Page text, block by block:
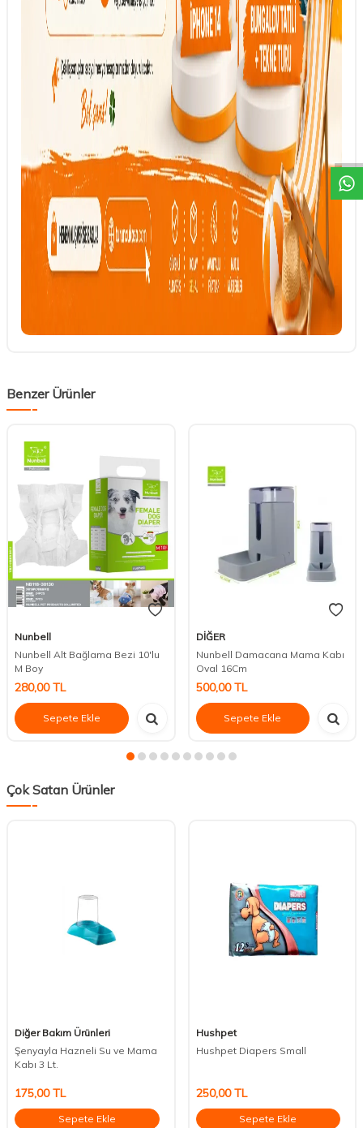
Benzer Ürünler
Nunbell
Nunbell Alt Bağlama Bezi 10'lu
M Boy
280,00TL
Sepete Ekle
DİĞER
Nunbell Damacana Mama Kabı
Oval 16Cm
500,00TL
Sepete Ekle
Çok Satan Ürünler
Diğer Bakım Ürünleri
Şenyayla Hazneli Su ve Mama
Kabı 3 Lt.
175,00TL
Sepete Ekle
Hushpet
Hushpet Diapers Small
250,00TL
Sepete Ekle